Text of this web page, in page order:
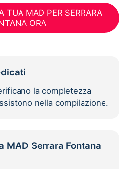
TUA MAD PER SERRARA
ORA
la completezza
nella compilazione.
MAD Serrara Fontana